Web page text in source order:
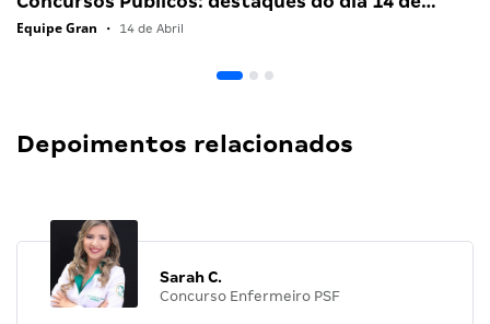
Equipe Gran • 14 de Abril
Depoimentos relacionados
Sarah C.
Concurso Enfermeiro PSF